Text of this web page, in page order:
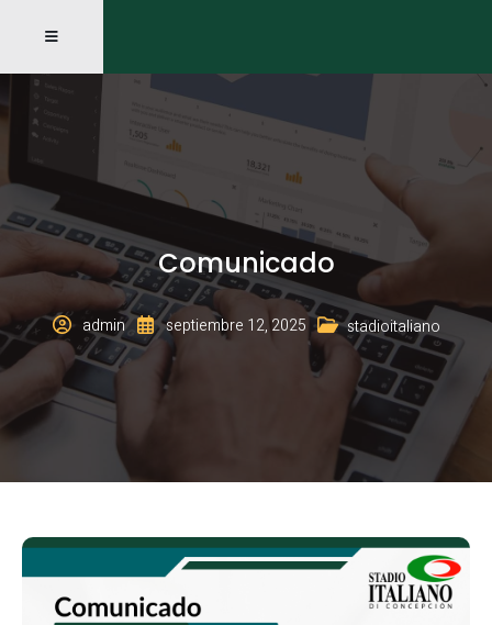
Comunicado
admin septiembre 12, 2025 stadioitaliano